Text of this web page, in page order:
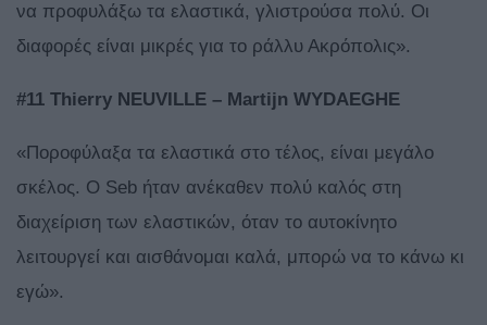
να προφυλάξω τα ελαστικά, γλιστρούσα πολύ. Οι
διαφορές είναι μικρές για το ράλλυ Ακρόπολις».
#11 Thierry NEUVILLE – Martijn WYDAEGHE
«Ποροφύλαξα τα ελαστικά στο τέλος, είναι μεγάλο
σκέλος. Ο Seb ήταν ανέκαθεν πολύ καλός στη
διαχείριση των ελαστικών, όταν το αυτοκίνητο
λειτουργεί και αισθάνομαι καλά, μπορώ να το κάνω κι
εγώ».